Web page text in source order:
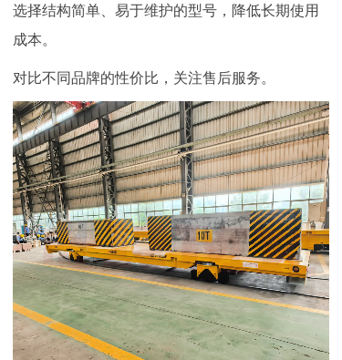
选择结构简单、易于维护的型号，降低长期使用
成本。
对比不同品牌的性价比，关注售后服务。